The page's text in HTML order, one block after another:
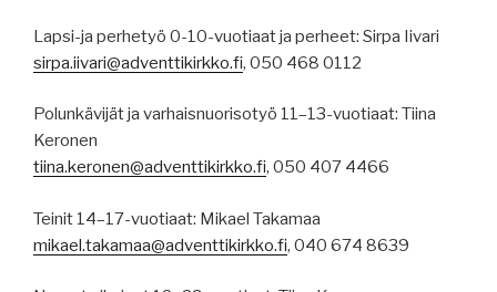
Lapsi-ja perhetyö 0-10-vuotiaat ja perheet: Sirpa Iivari
sirpa.iivari@adventtikirkko.fi, 050 468 0112
Polunkävijät ja varhaisnuorisotyö 11–13-vuotiaat: Tiina
Keronen
tiina.keronen@adventtikirkko.fi, 050 407 4466
Teinit 14–17-vuotiaat: Mikael Takamaa
mikael.takamaa@adventtikirkko.fi, 040 674 8639